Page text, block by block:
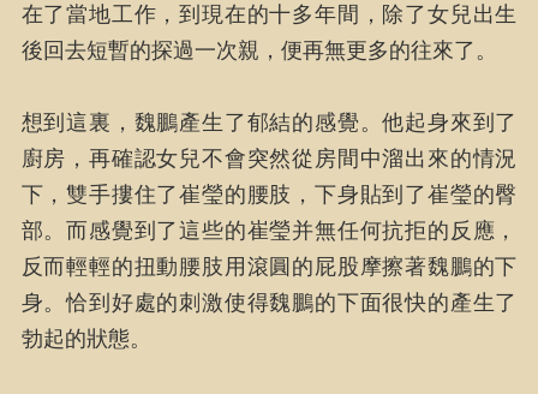
在了當地工作，到現在的十多年間，除了女兒出生
後回去短暫的探過一次親，便再無更多的往來了。
想到這裏，魏鵬產生了郁結的感覺。他起身來到了
廚房，再確認女兒不會突然從房間中溜出來的情況
下，雙手摟住了崔瑩的腰肢，下身貼到了崔瑩的臀
部。而感覺到了這些的崔瑩并無任何抗拒的反應，
反而輕輕的扭動腰肢用滾圓的屁股摩擦著魏鵬的下
身。恰到好處的刺激使得魏鵬的下面很快的產生了
勃起的狀態。